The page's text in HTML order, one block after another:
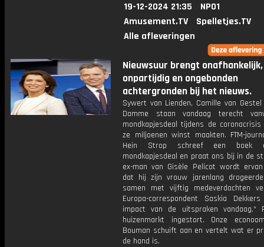
19-12-2024 21:35
NPO1
Amusement.TV
Spelletjes.TV
Alle afleveringen
Nieuwsuur brengt onafhankelijk,
onpartijdig en ongebonden
achtergronden bij het nieuws.
Sywert van Lienden, Camille van
Damme staan vandaag terecht
mondkapjesdeal tijdens de coronacrisis
ze miljoenen winst maakten. FTM-
Hein Strop schreef een boek
mondkapjesdeal en praat ons bij in de
ex-man van Gisèle Pelicot wordt
dat hij zijn vrouw jarenlang
samen met vijftig medeverdachten
Europa-correspondent Saskia
impact van de uitspraken vandaag.*
huizenmarkt ingestort. Onze
Bouman schuift aan en vertelt wat er
de hand is.